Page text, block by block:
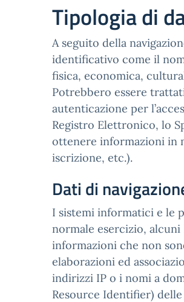
Tipologia di
A seguito della
identificativo come il
fisica, economica,
Potrebbero essere
autenticazione per
Registro Elettronico, lo
ottenere informazioni in
iscrizione, etc.).
Dati di
I sistemi informatici e le
normale esercizio,
informazioni che non
elaborazioni ed
indirizzi IP o i nomi a
Resource Identifier)